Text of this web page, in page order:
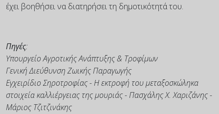
έχει βοηθήσει να διατηρήσει τη δημοτικότητά του.
Πηγές:
Υπουργείο Αγροτικής Ανάπτυξης & Τροφίμων
Γενική Διεύθυνση Ζωικής Παραγωγής
Εγχειρίδιο Σηροτροφίας - Η εκτροφή του μεταξοσκώληκα
στοιχεία καλλιέργειας της μουριάς - Πασχάλης Χ. Χαριζάνης -
Μάριος Τζιτζινάκης